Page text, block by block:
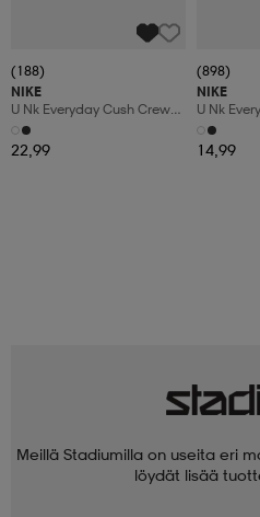
(188)
NIKE
U Nk Everyday Cush Crew
6pr-Bd
22,99
(898)
NIKE
U Nk
3pr
14,99
Meillä Stadiumilla on useita eri
löydät lisää